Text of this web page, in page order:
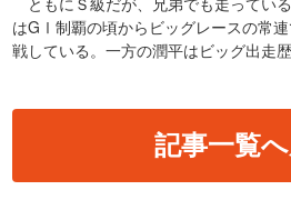
はGⅠ制覇の頃からビッグレースの常
戦している。一方の潤平はビッグ出走歴
記事一覧